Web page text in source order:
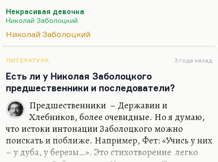
«сосны стоят среди скопища душ», вот эти их
кроны. Или вот тот же «Лебедь…» – «животное,
полное грез». Сказано просто, но при этом с
инфантильно.
Самые простые мысли:
Человеческой силе
Не положен предел:
Он, и стоя в могиле,
Сделал то, что хотел, –
приобретают при…
Некрасивая девочка
Николай Заболоцкий
Николай Заболоцкий
ЛИТЕРАТУРА 3 года назад
Есть ли у Николая Заболоцкого
предшественники и последователи?
Предшественники – Державин и
Хлебников, более очевидные. Но я думаю,
что истоки интонации Заболоцкого можно
поискать и поближе. Например, Фет: «Учись у них
– у дуба, у березы…». Это стихотворение легко